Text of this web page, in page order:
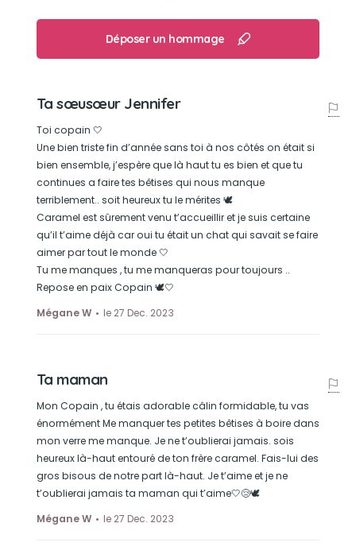
Déposer un hommage
Ta sœusœur Jennifer
Toi copain 🤍
Une bien triste fin d’année sans toi à nos côtés on était si
bien ensemble, j’espère que là haut tu es bien et que tu
continues a faire tes bêtises qui nous manque
terriblement.. soit heureux tu le mérites 🕊️
Caramel est sûrement venu t’accueillir et je suis certaine
qu’il t’aime déjà car oui tu était un chat qui savait se faire
aimer par tout le monde 🤍
Tu me manques , tu me manqueras pour toujours ..
Repose en paix Copain 🕊️🤍
Mégane W
le 27 Dec. 2023
Ta maman
Mon Copain , tu étais adorable câlin formidable, tu vas
énormément Me manquer tes petites bêtises à boire dans
mon verre me manque. Je ne t’oublierai jamais. sois
heureux là-haut entouré de ton frère caramel. Fais-lui des
gros bisous de notre part là-haut. Je t’aime et je ne
t’oublierai jamais ta maman qui t’aime🤍😢🕊️
Mégane W
le 27 Dec. 2023